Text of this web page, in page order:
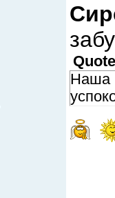
Quote
Наша